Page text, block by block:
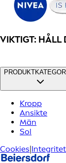
VIKTIGT: HÅLL
Kropp
Ansikte
Män
Sol
Cookies